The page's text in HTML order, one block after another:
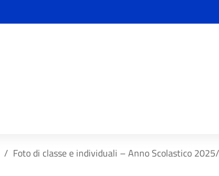
Foto di classe e individuali – Anno Scolastico